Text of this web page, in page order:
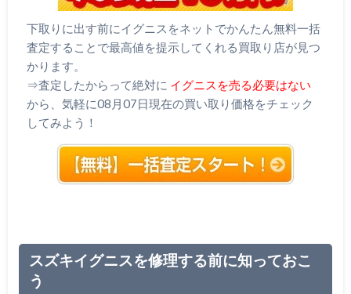
下取りに出す前にイグニスをネットでかんたん無料一括
査定することで最高値を提示してくれる買取り店が見つ
かります。
⇒査定したからって絶対に イグニスを売る必要はない
から、気軽に08月07日現在の買い取り価格をチェック
してみよう！
スズキイグニスを修理する前に知っておこ
う